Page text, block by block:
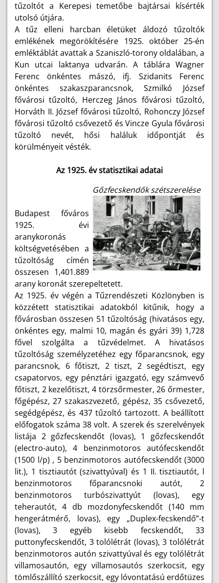
tűzoltót a Kerepesi temetőbe bajtársai kísérték
utolsó útjára.
A tűz elleni harcban életüket áldozó tűzoltók
emlékének megörökítésére 1925. október 25-én
emléktáblát avattak a Szaniszló-torony oldalában, a
Kun utcai laktanya udvarán. A táblára Wagner
Ferenc önkéntes mászó, ifj. Szidanits Ferenc
önkéntes szakaszparancsnok, Szmilkó József
fővárosi tűzoltó, Herczeg János fővárosi tűzoltó,
Horváth II. József fővárosi tűzoltó, Rohonczy József
fővárosi tűzoltó csővezető és Vincze Gyula fővárosi
tűzoltó nevét, hősi haláluk időpontját és
körülményeit vésték.
Az 1925. év statisztikai adatai
Gőzfecskendők szétszerelése
Budapest főváros
1925. évi
aranykoronás
költségvetésében a
tűzoltóság címén
összesen 1,401.889
arany koronát szerepeltetett.
Az 1925. év végén a Tűzrendészeti Közlönyben is
közzétett statisztikai adatokból kitűnik, hogy a
fővárosban összesen 51 tűzoltóság (hivatásos egy,
önkéntes egy, malmi 10, magán és gyári 39) 1,728
fővel szolgálta a tűzvédelmet. A hivatásos
tűzoltóság személyzetéhez egy főparancsnok, egy
parancsnok, 6 főtiszt, 2 tiszt, 2 segédtiszt, egy
csapatorvos, egy pénztári igazgató, egy számvevő
főtiszt, 2 kezelőtiszt, 4 törzsőrmester, 26 őrmester,
főgépész, 27 szakaszvezető, gépész, 35 csővezető,
segédgépész, és 437 tűzoltó tartozott. A beállított
előfogatok száma 38 volt. A szerek és szerelvények
listája 2 gőzfecskendőt (lovas), 1 gőzfecskendőt
(electro-auto), 4 benzinmotoros autófecskendőt
(1500 l/p) , 5 benzinmotoros autófecskendőt (3000
lit.), 1 tisztiautót (szivattyúval) és 1 II. tisztiautót, l
benzinmotoros főparancsnoki autót, 2
benzinmotoros turbószivattyút (lovas), egy
teherautót, 4 db mozdonyfecskendőt (140 mm
hengerátmérő, lovas), egy „Duplex-fecskendő”-t
(lovas), 3 egyéb kisebb fecskendőt, 33
puttonyfecskendőt, 3 tolólétrát (lovas), 3 tolólétrát
benzinmotoros autón szivattyúval és egy tolólétrát
villamosautón, egy villamosautós szerkocsit, egy
tömlőszállító szerkocsit, egy lóvontatású erdőtüzes